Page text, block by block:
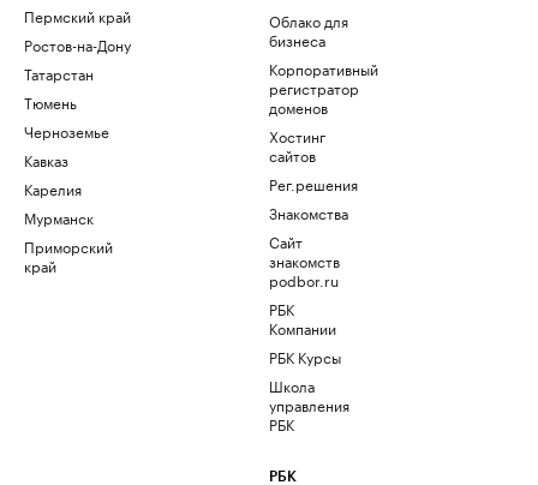
Пермский край
Ростов-на-Дону
Татарстан
Тюмень
Черноземье
Кавказ
Карелия
Мурманск
Приморский
край
Облако для
бизнеса
Корпоративный
регистратор
доменов
Хостинг
сайтов
Рег.решения
Знакомства
Сайт
знакомств
podbor.ru
РБК
Компании
РБК Курсы
Школа
управления
РБК
РБК